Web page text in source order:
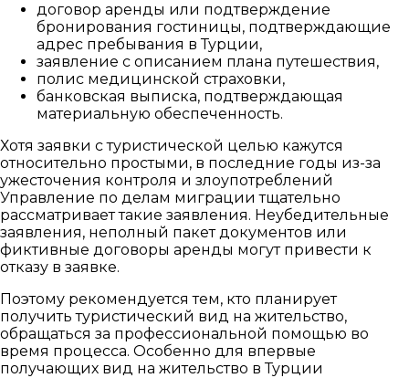
договор аренды или подтверждение
бронирования гостиницы, подтверждающие
адрес пребывания в Турции,
заявление с описанием плана путешествия,
полис медицинской страховки,
банковская выписка, подтверждающая
материальную обеспеченность.
Хотя заявки с туристической целью кажутся
относительно простыми, в последние годы из-за
ужесточения контроля и злоупотреблений
Управление по делам миграции тщательно
рассматривает такие заявления. Неубедительные
заявления, неполный пакет документов или
фиктивные договоры аренды могут привести к
отказу в заявке.
Поэтому рекомендуется тем, кто планирует
получить туристический вид на жительство,
обращаться за профессиональной помощью во
время процесса. Особенно для впервые
получающих вид на жительство в Турции